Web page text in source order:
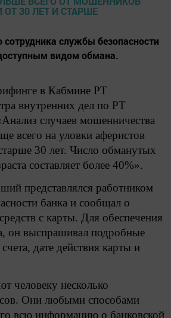
службы безопасности
видом обмана.
в Кабмине РТ
внутренних дел по РТ
случаев мошенничества
всего на уловки аферистов
30 лет. Число обманутых
составляет более 40%».
представлялся работником
банка и сообщал о
с карты. Для обеспечения
он выспрашивал подробные
дате действия карты и
человеку несколько
Они любыми способами
всю информацию о банковской